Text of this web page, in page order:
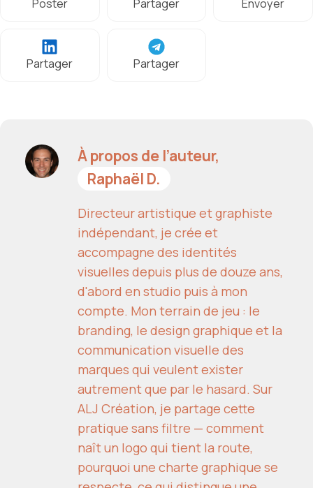
Poster Partager Envoyer
Partager Partager
À propos de l’auteur,
Raphaël D.
Directeur artistique et graphiste
indépendant, je crée et
accompagne des identités
visuelles depuis plus de douze ans,
d'abord en studio puis à mon
compte. Mon terrain de jeu : le
branding, le design graphique et la
communication visuelle des
marques qui veulent exister
autrement que par le hasard. Sur
ALJ Création, je partage cette
pratique sans filtre — comment
naît un logo qui tient la route,
pourquoi une charte graphique se